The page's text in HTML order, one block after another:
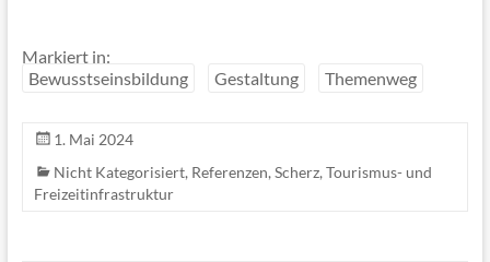
Markiert in:
Bewusstseinsbildung
Gestaltung Themenweg
1. Mai 2024
Nicht Kategorisiert, Referenzen, Scherz, Tourismus- und
Freizeitinfrastruktur